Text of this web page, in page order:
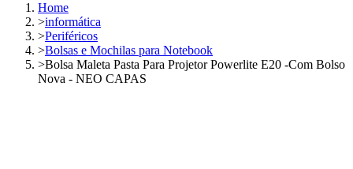
Home
>informática
>Periféricos
>Bolsas e Mochilas para Notebook
>Bolsa Maleta Pasta Para Projetor Powerlite E20 -Com Bolso
Nova - NEO CAPAS